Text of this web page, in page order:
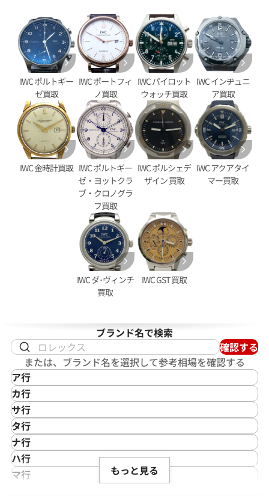
イマー IW376704
日時点の参考買取価格です
IWC ポートフィノ クロノグラ
IW391005
参考買取価格
406,000 円
※2023年4月9日時点の参考買
イマー ガラパゴスアイラン
格
日時点の参考買取価格です
IWC ポートフィノ 2009-001
参考買取価格
※2025年11月9日時点の参考
IWC ポルトギー
ゼ買取
IWC ポートフィ
ノ買取
IWC パイロット
ウォッチ買取
IWC インヂュニ
ア買取
IWC 金時計買取 IWC ポルトギー
ゼ・ヨットクラ
ブ・クロノグラ
フ買取
IWC ポルシェデ
ザイン 買取
IWC アクアタイ
マー買取
IWC ダ･ヴィンチ
買取
IWC GST 買取
ブランド名で検索
確認する
または、ブランド名を選択して参考相場を確認する
ア行
IKEPOD
アイクポッド
IWC
アイダブリューシー
Azimuth
アジムース
ANONIMO
カ行
CASIO
カシオ
Cartier
カルティエ
Gaga Milano
ガガミラノ
サ行
Saint Laurent
サンローラン
Shellman
シェルマン
CITIZEN
タ行
TAG Heuer
タグ・ホイヤー
Daniel Roth
ダニエル・ロート
ナ行
NOMOS Glashütte
ノモス グラスヒュッテ
ハ行
Hamilton
マ行
もっと見る